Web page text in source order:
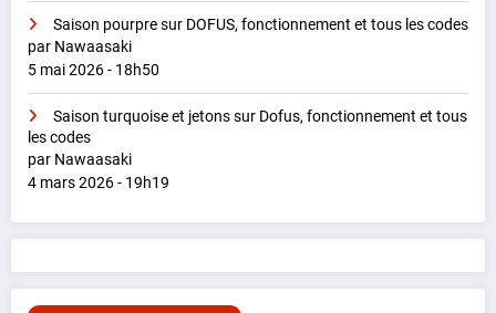
Saison pourpre sur DOFUS, fonctionnement et tous les codes
par Nawaasaki
5 mai 2026 - 18h50
Saison turquoise et jetons sur Dofus, fonctionnement et tous
les codes
par Nawaasaki
4 mars 2026 - 19h19